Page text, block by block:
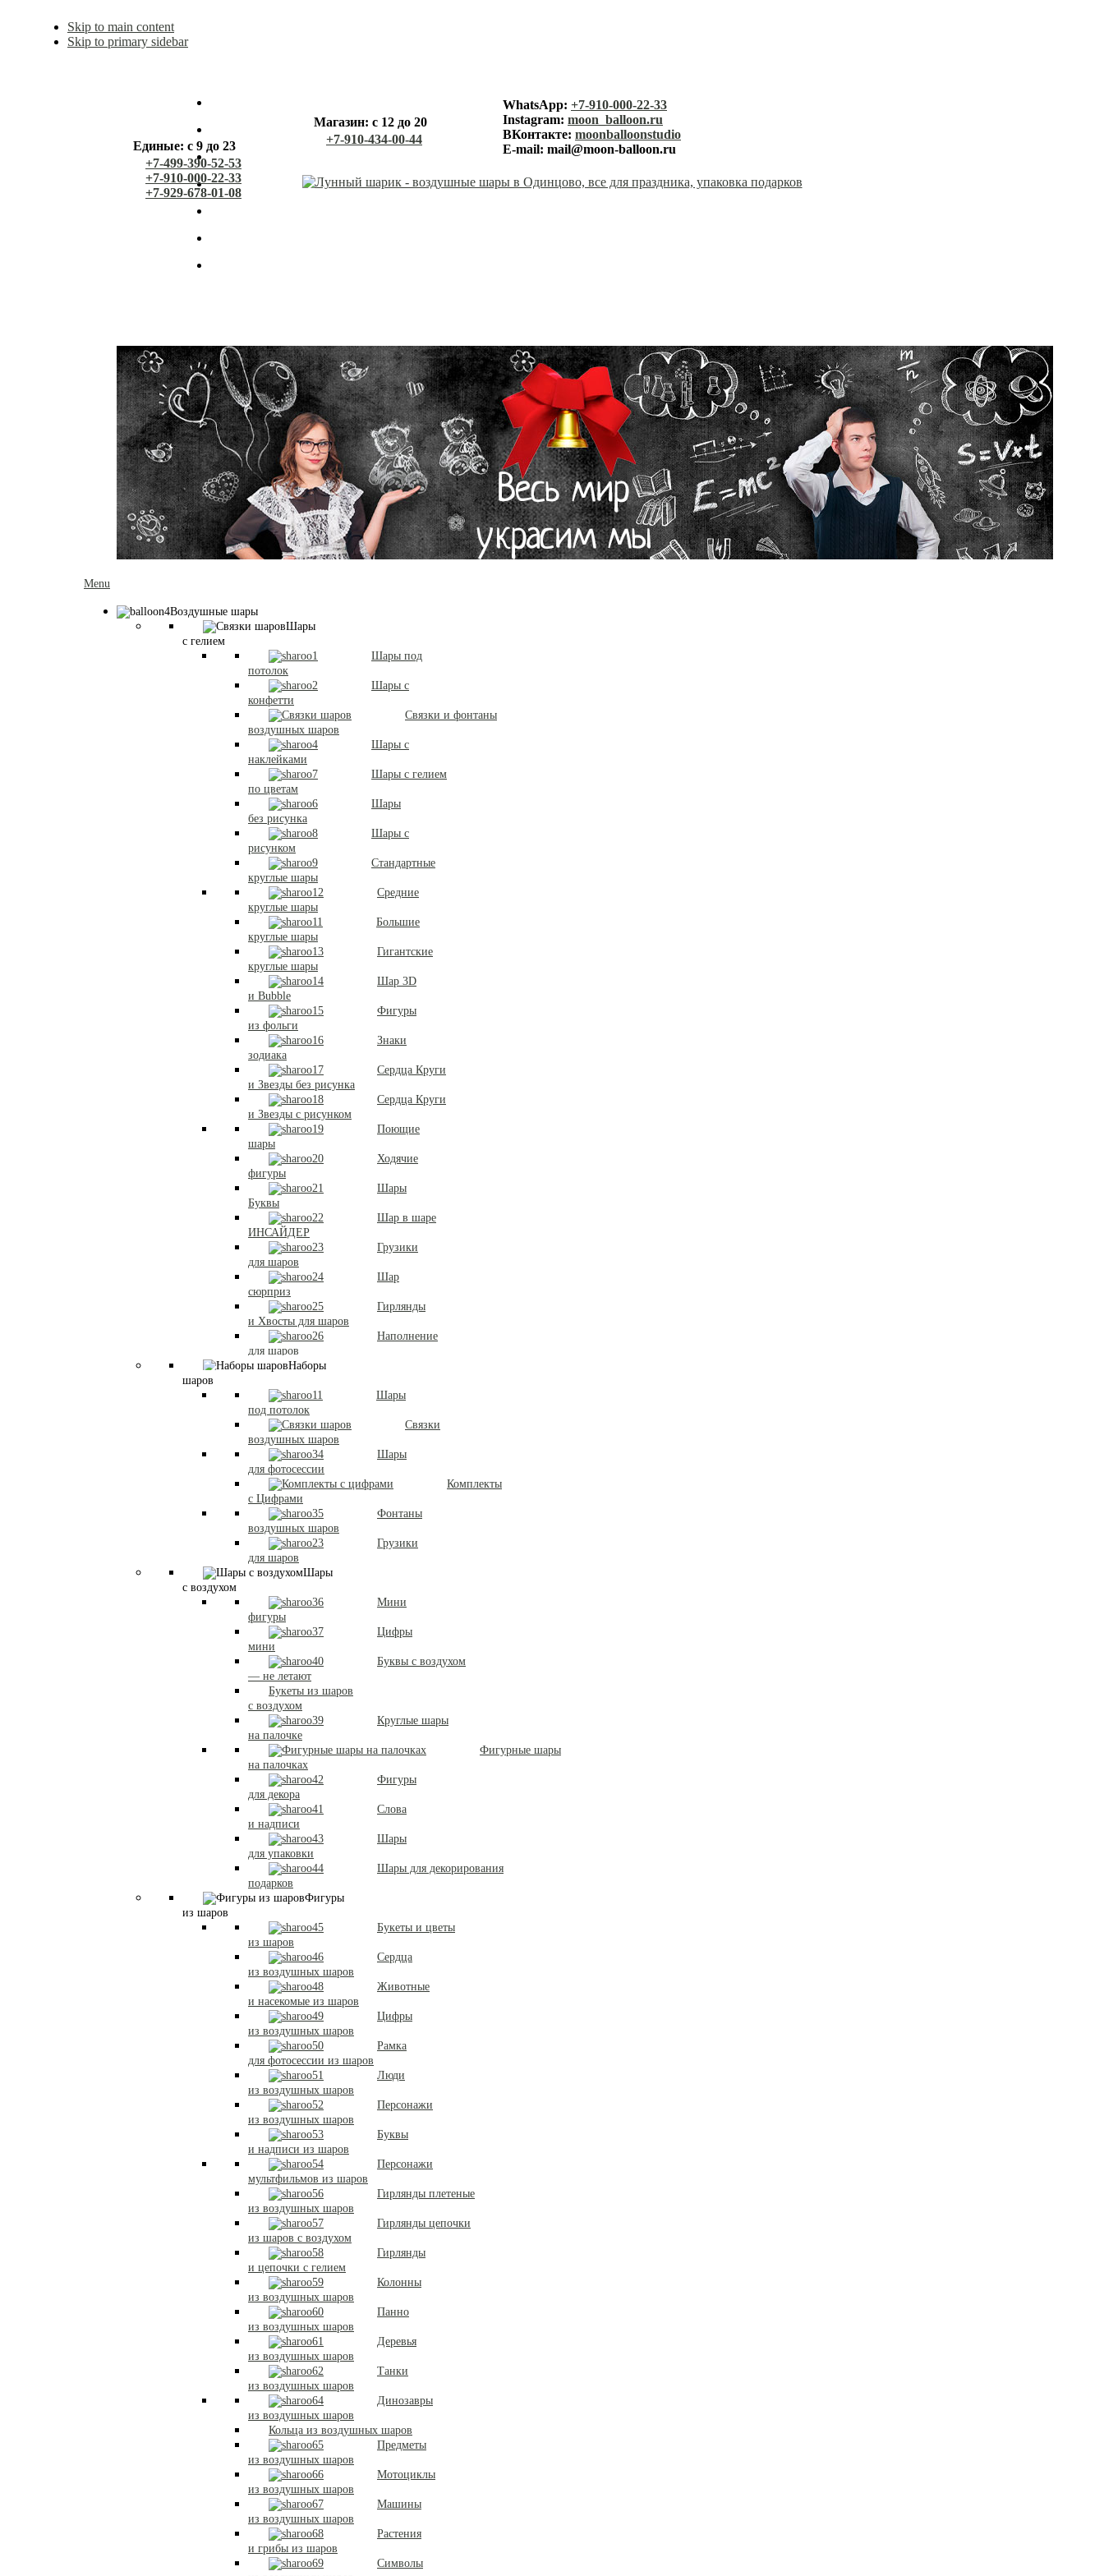
Skip to main content
Skip to primary sidebar
лунный шарик
заказ
Единые: с 9 до 23
+7-499-390-52-53
+7-910-000-22-33
+7-929-678-01-08
Магазин: с 12 до 20
+7-910-434-00-44
WhatsApp: +7-910-000-22-33
Instagram: moon_balloon.ru
ВКонтакте: moonballoonstudio
E-mail: mail@moon-balloon.ru
Menu
Воздушные шары
Шары
с гелием
Шары под
потолок
Шары с
конфетти
Связки и фонтаны
воздушных шаров
Шары с
наклейками
Шары с гелием
по цветам
Шары
без рисунка
Шары с
рисунком
Стандартные
круглые шары
Средние
круглые шары
Большие
круглые шары
Гигантские
круглые шары
Шар 3D
и Bubble
Фигуры
из фольги
Знаки
зодиака
Сердца Круги
и Звезды без рисунка
Сердца Круги
и Звезды с рисунком
Поющие
шары
Ходячие
фигуры
Шары
Буквы
Шар в шаре
ИНСАЙДЕР
Грузики
для шаров
Шар
сюрприз
Гирлянды
и Хвосты для шаров
Наполнение
для шаров
Наборы
шаров
Шары
под потолок
Связки
воздушных шаров
Шары
для фотосессии
Комплекты
с Цифрами
Фонтаны
воздушных шаров
Грузики
для шаров
Шары
с воздухом
Мини
фигуры
Цифры
мини
Буквы с воздухом
— не летают
Букеты из шаров
с воздухом
Круглые шары
на палочке
Фигурные шары
на палочках
Фигуры
для декора
Слова
и надписи
Шары
для упаковки
Шары для декорирования
подарков
Фигуры
из шаров
Букеты и цветы
из шаров
Сердца
из воздушных шаров
Животные
и насекомые из шаров
Цифры
из воздушных шаров
Рамка
для фотосессии из шаров
Люди
из воздушных шаров
Персонажи
из воздушных шаров
Буквы
и надписи из шаров
Персонажи
мультфильмов из шаров
Гирлянды плетеные
из воздушных шаров
Гирлянды цепочки
из шаров с воздухом
Гирлянды
и цепочки с гелием
Колонны
из воздушных шаров
Панно
из воздушных шаров
Деревья
из воздушных шаров
Танки
из воздушных шаров
Динозавры
из воздушных шаров
Кольца из воздушных шаров
Предметы
из воздушных шаров
Мотоциклы
из воздушных шаров
Машины
из воздушных шаров
Растения
и грибы из шаров
Символы